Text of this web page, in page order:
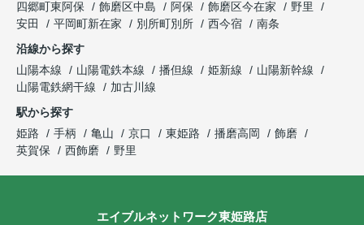
四郷町東阿保
飾磨区中島 阿保 飾磨区今在家
野里
安田
平岡町新在家 別所町別所 西今宿
南条
沿線から探す
山陽本線
山陽電鉄本線 播但線 姫新線
山陽新幹線
山陽電鉄網干線
加古川線
駅から探す
姫路
手柄 亀山 京口 東姫路 播磨高岡
飾磨
英賀保
西飾磨 野里
エイブルネットワーク東姫路店